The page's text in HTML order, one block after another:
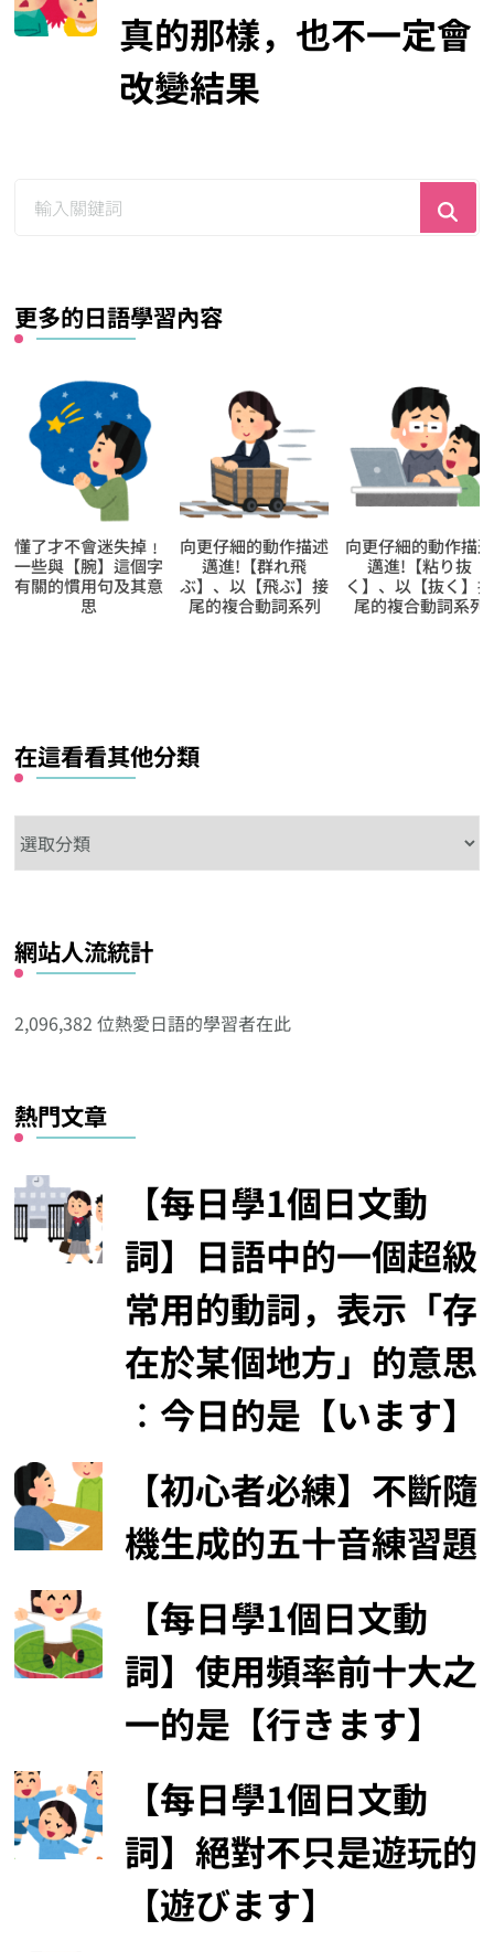
真的那樣，也不一定會
改變結果
更多的日語學習內容
向更仔細的動作描述
邁進!【群れ飛
ぶ】、以【飛ぶ】接
尾的複合動詞系列
向更仔細的動作描述
邁進!【粘り抜
く】、以【抜く】接
尾的複合動詞系列
向更仔細的動作描述
邁進!【立て掛け
る】、以【掛ける】
接尾的複合動詞系列
在這看看其他分類
這
其
他
類
網站人流統計
2,096,382 位熱愛日語的學習者在此
熱門文章
【每日學1個日文動
詞】日語中的一個超級
常用的動詞，表示「存
在於某個地方」的意思
︰今日的是【います】
【初心者必練】不斷隨
機生成的五十音練習題
【每日學1個日文動
詞】使用頻率前十大之
一的是【行きます】
【每日學1個日文動
詞】絕對不只是遊玩的
【遊びます】